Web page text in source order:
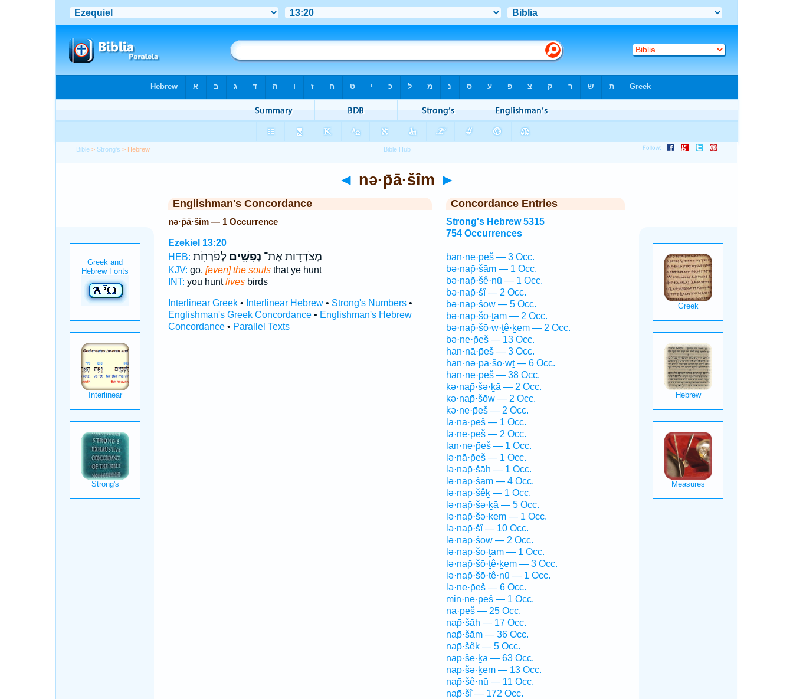
Bible > Strong's > Hebrew
◄ nə·p̄ā·šîm ►
Englishman's Concordance
nə·p̄ā·šîm — 1 Occurrence
Ezekiel 13:20
HEB:
מְצֹדְד֥וֹת אֶת־ נְפָשִׁ֖יםלְפֹרְחֹֽת׃
KJV: go, [even] the soulsthat ye hunt
INT: you huntlivesbirds
Interlinear Greek• Interlinear Hebrew• Strong's Numbers•
Englishman's Greek Concordance• Englishman's Hebrew
Concordance• Parallel Texts
Concordance Entries
Strong's Hebrew 5315
754 Occurrences
ban·ne·p̄eš — 3 Occ.
bə·nap̄·šām — 1 Occ.
bə·nap̄·šê·nū — 1 Occ.
bə·nap̄·šî — 2 Occ.
bə·nap̄·šōw — 5 Occ.
bə·nap̄·šō·ṯām — 2 Occ.
bə·nap̄·šō·w·ṯê·ḵem — 2 Occ.
bə·ne·p̄eš — 13 Occ.
han·nā·p̄eš — 3 Occ.
han·nə·p̄ā·šō·wṯ — 6 Occ.
han·ne·p̄eš — 38 Occ.
kə·nap̄·šə·ḵā — 2 Occ.
kə·nap̄·šōw — 2 Occ.
kə·ne·p̄eš — 2 Occ.
lā·nā·p̄eš — 1 Occ.
lā·ne·p̄eš — 2 Occ.
lan·ne·p̄eš — 1 Occ.
lə·nā·p̄eš — 1 Occ.
lə·nap̄·šāh — 1 Occ.
lə·nap̄·šām — 4 Occ.
lə·nap̄·šêḵ — 1 Occ.
lə·nap̄·šə·ḵā — 5 Occ.
lə·nap̄·šə·ḵem — 1 Occ.
lə·nap̄·šî — 10 Occ.
lə·nap̄·šōw — 2 Occ.
lə·nap̄·šō·ṯām — 1 Occ.
lə·nap̄·šō·ṯê·ḵem — 3 Occ.
lə·nap̄·šō·ṯê·nū — 1 Occ.
lə·ne·p̄eš — 6 Occ.
min·ne·p̄eš — 1 Occ.
nā·p̄eš — 25 Occ.
nap̄·šāh — 17 Occ.
nap̄·šām — 36 Occ.
nap̄·šêḵ — 5 Occ.
nap̄·še·ḵā — 63 Occ.
nap̄·šə·ḵem — 13 Occ.
nap̄·šê·nū — 11 Occ.
nap̄·šî — 172 Occ.